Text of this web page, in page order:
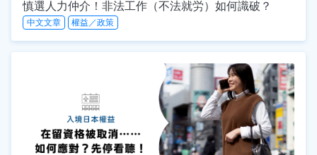
慎選人力仲介！非法工作（不法就労）如何識破？
中文文章 權益／政策